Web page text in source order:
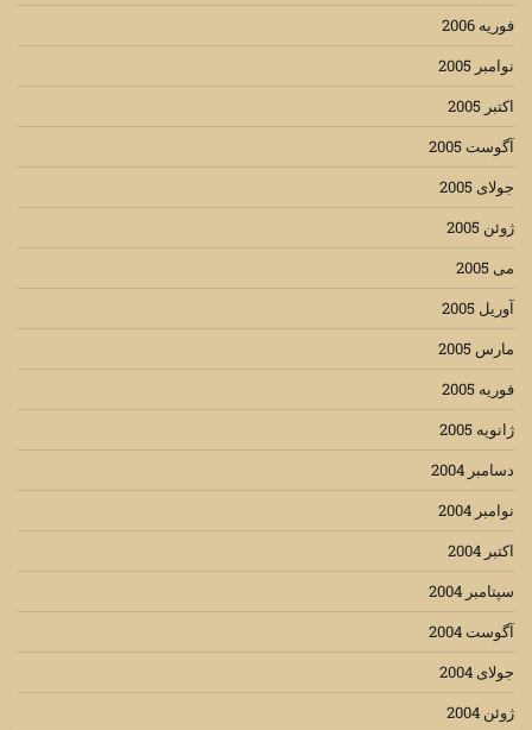
فوریه 2006
نوامبر 2005
اکتبر 2005
آگوست 2005
جولای 2005
ژوئن 2005
می 2005
آوریل 2005
مارس 2005
فوریه 2005
ژانویه 2005
دسامبر 2004
نوامبر 2004
اکتبر 2004
سپتامبر 2004
آگوست 2004
جولای 2004
ژوئن 2004